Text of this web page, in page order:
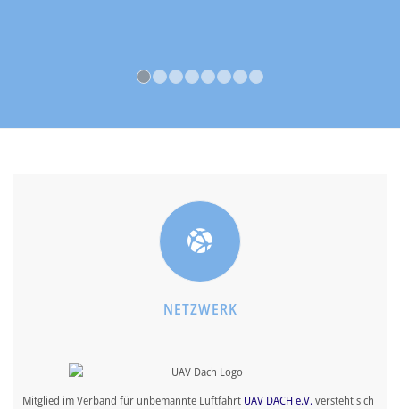
1 2
NETZWERK
Mitglied im Verband für unbemannte Luftfahrt UAV DACH e.V.versteht sich